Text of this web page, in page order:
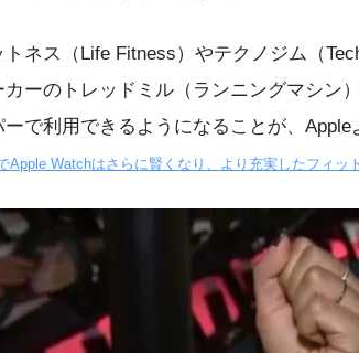
ネス（Life Fitness）やテクノジム（
カーのトレッドミル（ランニングマシン
で利用できるようになることが、Apple
Apple Watchはさらに賢くなり、より充実したフィッ